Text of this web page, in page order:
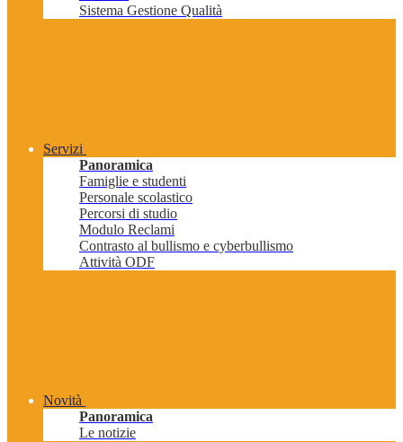
Sistema Gestione Qualità
Servizi
Panoramica
Famiglie e studenti
Personale scolastico
Percorsi di studio
Modulo Reclami
Contrasto al bullismo e cyberbullismo
Attività ODF
Novità
Panoramica
Le notizie